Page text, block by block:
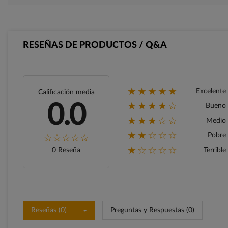
RESEÑAS DE PRODUCTOS / Q&A
Calificación media
0.0
0 Reseña
★★★★★ Excelente
★★★★☆ Bueno
★★★☆☆ Medio
★★☆☆☆ Pobre
★☆☆☆☆ Terrible
Reseñas (0) Preguntas y Respuestas (0)